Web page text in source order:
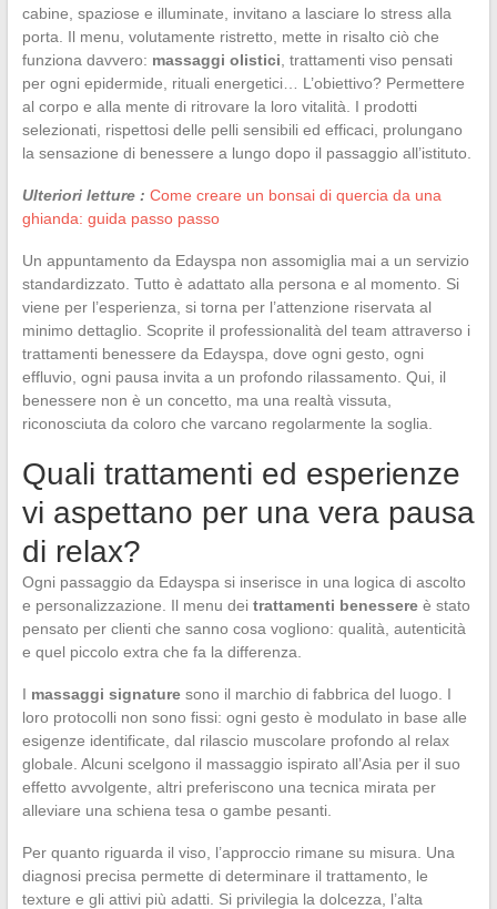
cabine, spaziose e illuminate, invitano a lasciare lo stress alla
porta. Il menu, volutamente ristretto, mette in risalto ciò che
funziona davvero: massaggi olistici , trattamenti viso pensati
per ogni epidermide, rituali energetici… L’obiettivo? Permettere
al corpo e alla mente di ritrovare la loro vitalità. I prodotti
selezionati, rispettosi delle pelli sensibili ed efficaci, prolungano
la sensazione di benessere a lungo dopo il passaggio all’istituto.
Ulteriori letture : Come creare un bonsai di quercia da una
ghianda: guida passo passo
Un appuntamento da Edayspa non assomiglia mai a un servizio
standardizzato. Tutto è adattato alla persona e al momento. Si
viene per l’esperienza, si torna per l’attenzione riservata al
minimo dettaglio. Scoprite il professionalità del team attraverso i
trattamenti benessere da Edayspa, dove ogni gesto, ogni
effluvio, ogni pausa invita a un profondo rilassamento. Qui, il
benessere non è un concetto, ma una realtà vissuta,
riconosciuta da coloro che varcano regolarmente la soglia.
Quali trattamenti ed esperienze
vi aspettano per una vera pausa
di relax?
Ogni passaggio da Edayspa si inserisce in una logica di ascolto
e personalizzazione. Il menu dei trattamenti benessereè stato
pensato per clienti che sanno cosa vogliono: qualità, autenticità
e quel piccolo extra che fa la differenza.
I massaggi signaturesono il marchio di fabbrica del luogo. I
loro protocolli non sono fissi: ogni gesto è modulato in base alle
esigenze identificate, dal rilascio muscolare profondo al relax
globale. Alcuni scelgono il massaggio ispirato all’Asia per il suo
effetto avvolgente, altri preferiscono una tecnica mirata per
alleviare una schiena tesa o gambe pesanti.
Per quanto riguarda il viso, l’approccio rimane su misura. Una
diagnosi precisa permette di determinare il trattamento, le
texture e gli attivi più adatti. Si privilegia la dolcezza, l’alta